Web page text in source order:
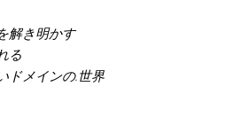
解き明かす
る
ドメインの.世界